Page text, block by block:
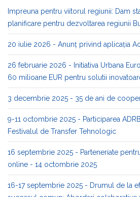
Impreuna pentru viitorul regiunii: Dam
planificare pentru dezvoltarea regiunii
20 iulie 2026 - Anunț privind aplicația
26 februarie 2026 - Initiativa Urbana
60 milioane EUR pentru solutii
3 decembrie 2025 - 35 de ani de
9-11 octombrie 2025 - Participarea
Festivalul de Transfer Tehnologic
16 septembrie 2025 - Parteneriate
online - 14 octombrie 2025
16-17 septembrie 2025 - Drumul de la